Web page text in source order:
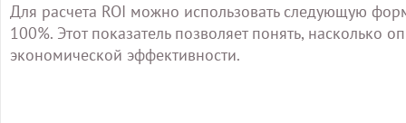
Для расчета ROI можно использовать следующую
100%. Этот показатель позволяет понять,
экономической эффективности.